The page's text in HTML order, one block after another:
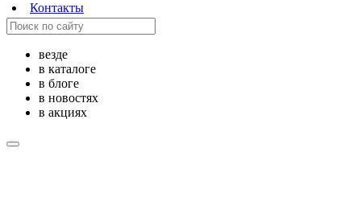
Контакты
везде
в каталоге
в блоге
в новостях
в акциях